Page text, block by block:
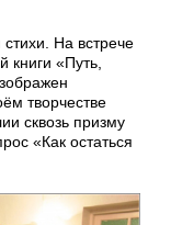
На встрече
книги «Путь,
творчестве
сквозь призму
«Как остаться